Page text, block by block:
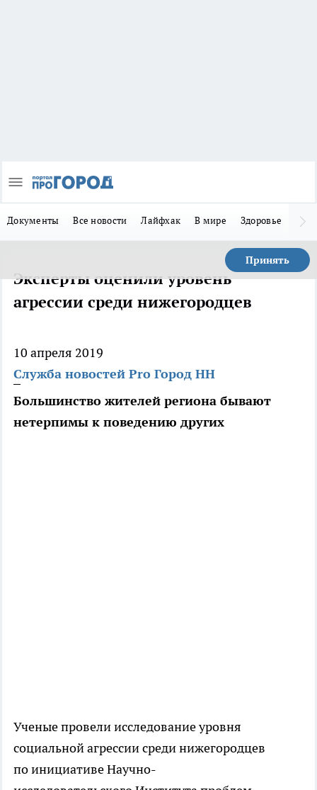
Документы Все новости Лайфхак В мире Здоровье
Принять
Эксперты оценили уровень
агрессии среди нижегородцев
10 апреля 2019
Служба новостей Pro Город НН
Большинство жителей региона бывают
нетерпимы к поведению других
Ученые провели исследование уровня
социальной агрессии среди нижегородцев
по инициативе Научно-